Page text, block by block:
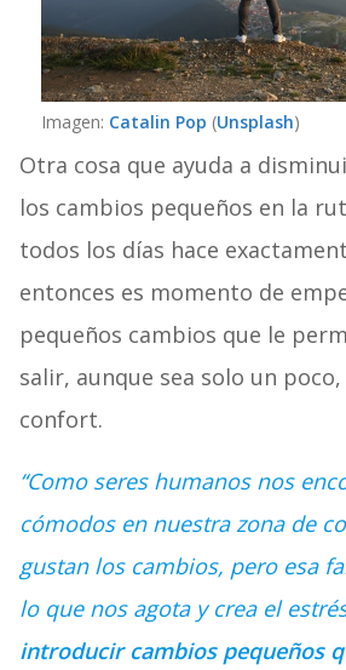
Imagen: Catalin Pop (Unsplash)
Otra cosa que ayuda a
los cambios pequeños en la
todos los días hace
entonces es momento de
pequeños cambios que le
salir, aunque sea solo un
confort.
“Como seres humanos nos
cómodos en nuestra zona de
gustan los cambios, pero esa
lo que nos agota y crea el
introducir cambios pequeños